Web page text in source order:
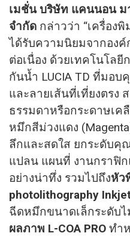
เมชั่น บริษัท แคนนอน ม
จำกัด กล่าวว่า “เครื่อง
ได้รับความนิยมจากอง
ต่อเนื่อง ด้วยเทคโนโล
กันน้ำ LUCIA TD ที่มอ
และลายเส้นที่เที่ยงตรง
ธรรมดาหรือกระดาษเค
หมึกสีม่วงแดง
ลึกและสดใส ยกระดับ
แปลน แผนที่ งานกราฟิ
อย่างน่าทึ่ง รวมไปถึงหัว
photolithography
ฉีดหมึกขนาดเล็กระดับ
ผลภาพ L-COA PRO ทำ